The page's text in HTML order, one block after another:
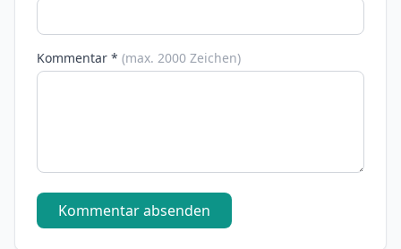
Kommentar * (max. 2000 Zeichen)
Kommentar absenden